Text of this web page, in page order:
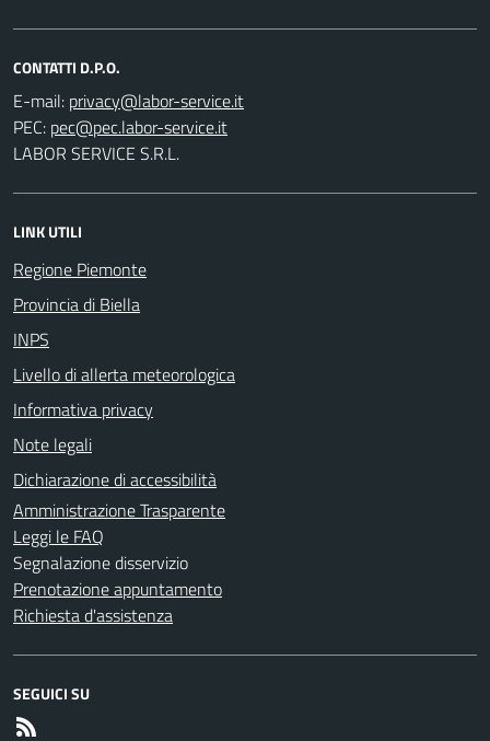
CONTATTI D.P.O.
E-mail:
PEC:
LABOR SERVICE S.R.L.
LINK UTILI
Regione Piemonte
Provincia di Biella
INPS
Livello di allerta meteorologica
Informativa privacy
Note legali
Dichiarazione di accessibilità
Amministrazione Trasparente
Leggi le FAQ
Segnalazione disservizio
Prenotazione appuntamento
Richiesta d'assistenza
SEGUICI SU